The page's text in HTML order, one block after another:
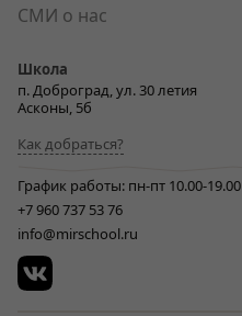
СМИ о нас
Школа
п. Доброград, ул. 30 летия
Асконы, 5б
Как добраться?
График работы: пн-пт 10.00-19.00
+7 960 737 53 76
info@mirschool.ru